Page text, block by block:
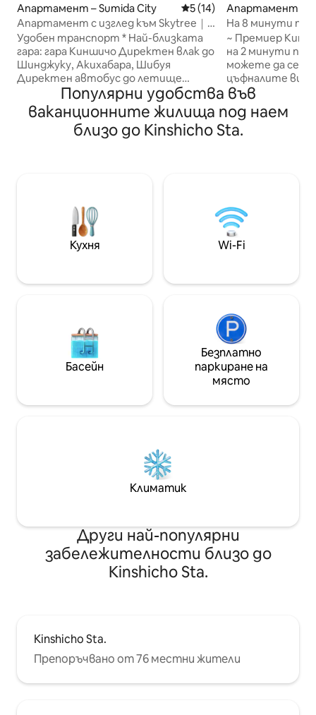
Апартамент – Sumida City Средна оценка: 5 от 5,
5 (14)
Апартамент с изглед към Skytree｜
Близо до гара｜Асансьор｜За 6 души
Удобен транспорт * Най-близката
гара: гара Киншичо Директен влак до
Шинджуку, Акихабара, Шибуя
Директен автобус до летище
Haneda Airport и Disneyland На около
15 минути пеша от Skytree
Въведение в стаята ви [13-ти етаж,
максимум 6 души] Отделете банята
[Инсталирана е високоскоростна
Wi-Fi мрежа] Нощният изглед е
красив и от стаята се вижда
Skytree. На 5 минути пеша има
Kinshicho и Orinas, а вие можете да се
ви предоставяме всичко необходимо
за ежедневието, като сешоар Dyson,
пералня и прахосмукачка. •
Информация относно
➡️ Директно 7 мин Летище Нарита
информация Акихабара ➡️ Директно
7 мин Асакуса ➡️ 1 прекачване,
9 минути Рьогоку ➡️ Директен
достъп: 2 минути Шинджуку ➡️
Директно 29 мин Мястото за
съхранение на багаж е на
разположение в последния ден в
зависимост от времето на деня.
Апартамент –
y
На 8 минути
Киншитёчи/На
известното
вишневи
~ Премиер Киншичо ~ Парк
на 2 минути
можете да се
цъфналите
Децата ще
голямото
Дизайнерско
реновирано
директни
гара Киншичо
летище Ханеда
Наблизо се
което е много удобно.
популярен
което прави
престои комфортни. С
матраци от
машина за
се на стилен престой! <
Кърпи за баня и
прибори за
подправки.
Популярни удобства във
ваканционните жилища под наем
близо до Kinshicho Sta.
Кухня Wi-Fi
Басейн
Безплатно
паркиране на
място
Климатик
Други най-популярни
забележителности близо до
Kinshicho Sta.
Kinshicho Sta.
Препоръчвано от 76 местни жители